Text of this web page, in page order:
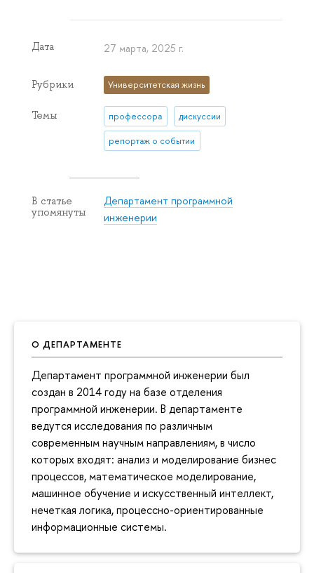
О ДЕПАРТАМЕНТЕ
Департамент программной инженерии был
создан в 2014 году на базе отделения
программной инженерии. В департаменте
ведутся исследования по различным
современным научным направлениям, в число
которых входят: анализ и моделирование бизнес
процессов, математическое моделирование,
машинное обучение и искусственный интеллект,
нечеткая логика, процессно-ориентированные
информационные системы.
Дата 27 марта, 2025 г.
Рубрики Университетская жизнь
Темы профессора дискуссии
репортаж о событии
В статье
упомянуты
Департамент программной
инженерии